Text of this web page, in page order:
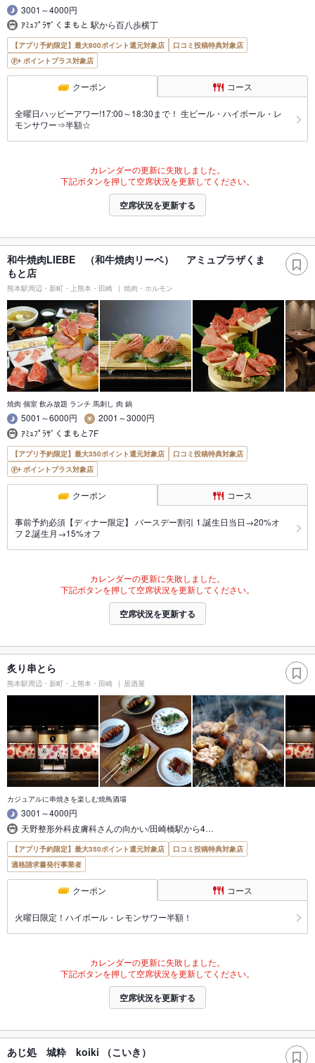
3001～4000円
ｱﾐｭﾌﾟﾗｻﾞくまもと 駅から百八歩横丁
【アプリ予約限定】最大800ポイント還元対象店
口コミ投稿特典対象店
ポイントプラス対象店
クーポン コース
全曜日ハッピーアワー!17:00～18:30まで！ 生ビール・ハイボール・レ
モンサワー⇒半額☆
カレンダーの更新に失敗しました。
下記ボタンを押して空席状況を更新してください。
空席状況を更新する
和牛焼肉LIEBE （和牛焼肉リーベ） アミュプラザくま
もと店
熊本駅周辺・新町・上熊本・田崎 焼肉・ホルモン
焼肉 個室 飲み放題 ランチ 馬刺し 肉 鍋
5001～6000円
2001～3000円
ｱﾐｭﾌﾟﾗｻﾞくまもと7F
【アプリ予約限定】最大350ポイント還元対象店
口コミ投稿特典対象店
ポイントプラス対象店
クーポン コース
事前予約必須【ディナー限定】 バースデー割引 1.誕生日当日→20%オ
フ 2.誕生月→15%オフ
カレンダーの更新に失敗しました。
下記ボタンを押して空席状況を更新してください。
空席状況を更新する
炙り串とら
熊本駅周辺・新町・上熊本・田崎 居酒屋
カジュアルに串焼きを楽しむ焼鳥酒場
3001～4000円
天野整形外科皮膚科さんの向かい/田崎橋駅から4…
【アプリ予約限定】最大350ポイント還元対象店
口コミ投稿特典対象店
適格請求書発行事業者
クーポン コース
火曜日限定！ハイボール・レモンサワー半額！
カレンダーの更新に失敗しました。
下記ボタンを押して空席状況を更新してください。
空席状況を更新する
あじ処 城粋 koiki （こいき）